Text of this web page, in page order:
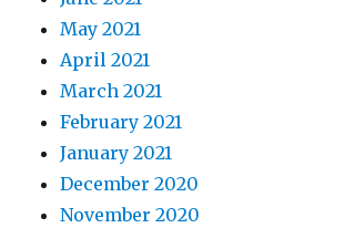
May 2021
April 2021
March 2021
February 2021
January 2021
December 2020
November 2020